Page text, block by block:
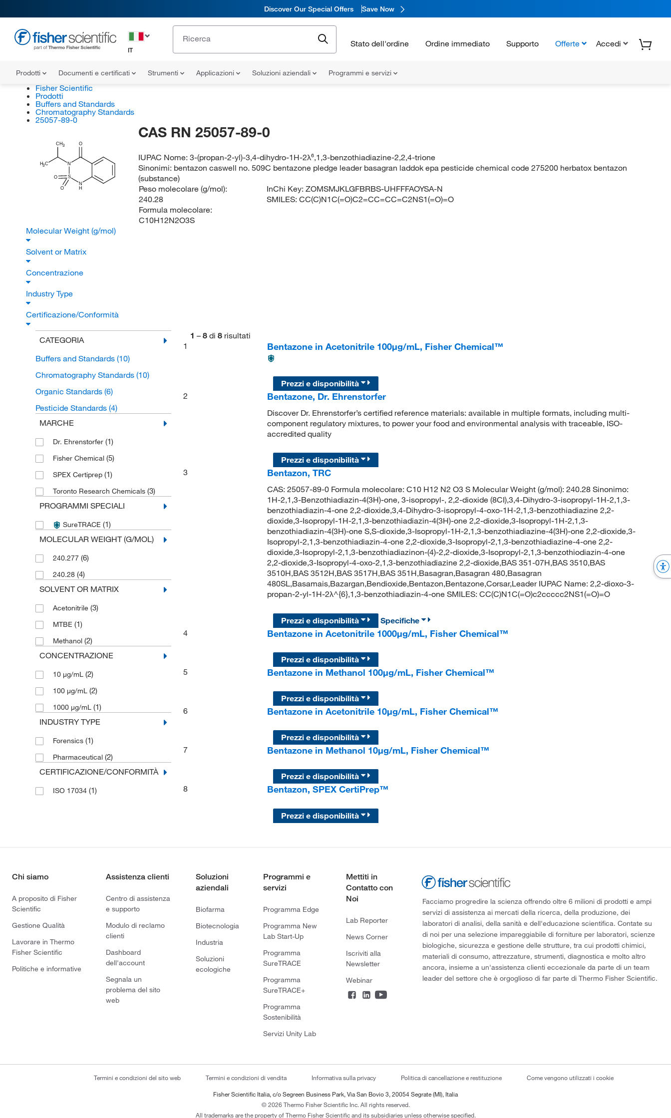
Discover Our Special Offers Save Now
IT
Stato dell'ordine Ordine immediato Supporto Offerte Accedi
Prodotti Documenti e certificati Strumenti Applicazioni Soluzioni aziendali Programmi e servizi
Fisher Scientific
Prodotti
Buffers and Standards
Chromatography Standards
25057-89-0
H3C
CH3
N
O
N
H
S
O
O
CAS RN 25057-89-0
IUPAC Nome:3-(propan-2-yl)-3,4-dihydro-1H-2λ⁶,1,3-benzothiadiazine-2,2,4-trione
Sinonimi: bentazon caswell no. 509C bentazone pledge leader basagran laddok epa pesticide chemical code 275200 herbatox bentazon
(substance)
Peso molecolare (g/mol):
240.28
Formula molecolare:
C10H12N2O3S
InChi Key:ZOMSMJKLGFBRBS-UHFFFAOYSA-N
SMILES:CC(C)N1C(=O)C2=CC=CC=C2NS1(=O)=O
Molecular Weight (g/mol)
Solvent or Matrix
Concentrazione
Industry Type
Certificazione/Conformità
CATEGORIA
Buffers and Standards (10)
Chromatography Standards (10)
Organic Standards (6)
Pesticide Standards (4)
MARCHE
Dr. Ehrenstorfer (1)
Fisher Chemical (5)
SPEX Certiprep (1)
Toronto Research Chemicals (3)
PROGRAMMI SPECIALI
SureTRACE (1)
MOLECULAR WEIGHT (G/MOL)
240.277 (6)
240.28 (4)
SOLVENT OR MATRIX
Acetonitrile (3)
MTBE (1)
Methanol (2)
CONCENTRAZIONE
10 μg/mL (2)
100 μg/mL (2)
1000 μg/mL (1)
INDUSTRY TYPE
Forensics (1)
Pharmaceutical (2)
CERTIFICAZIONE/CONFORMITÀ
ISO 17034 (1)
1 – 8 di 8 risultati
1
Bentazone in Acetonitrile 100μg/mL, Fisher Chemical™
Prezzi e disponibilità
2
Bentazone, Dr. Ehrenstorfer
Discover Dr. Ehrenstorfer’s certified reference materials: available in multiple formats, including multi-
component regulatory mixtures, to power your food and environmental analysis with traceable, ISO-
accredited quality
Prezzi e disponibilità
3
Bentazon, TRC
CAS: 25057-89-0 Formula molecolare: C10 H12 N2 O3 S Molecular Weight (g/mol): 240.28 Sinonimo:
1H-2,1,3-Benzothiadiazin-4(3H)-one, 3-isopropyl-, 2,2-dioxide (8CI),3,4-Dihydro-3-isopropyl-1H-2,1,3-
benzothiadiazin-4-one 2,2-dioxide,3,4-Dihydro-3-isopropyl-4-oxo-1H-2,1,3-benzothiadiazine 2,2-
dioxide,3-Isopropyl-1H-2,1,3-benzothiadiazin-4(3H)-one 2,2-dioxide,3-Isopropyl-1H-2,1,3-
benzothiadiazin-4(3H)-one S,S-dioxide,3-Isopropyl-1H-2,1,3-benzothiadiazine-4(3H)-one 2,2-dioxide,3-
Isopropyl-2,1,3-benzothiadiazin-4-one 2,2-dioxide,3-Isopropyl-2,1,3-benzothiadiazine-4-one 2,2-
dioxide,3-Isopropyl-2,1,3-benzothiadiazinon-(4)-2,2-dioxide,3-Isopropyl-2,1,3-benzothiodiazin-4-one
2,2-dioxide,3-Isopropyl-4-oxo-2,1,3-benzothiadiazine 2,2-dioxide,BAS 351-07H,BAS 3510,BAS
3510H,BAS 3512H,BAS 3517H,BAS 351H,Basagran,Basagran 480,Basagran
480SL,Basamais,Bazargan,Bendioxide,Bentazon,Bentazone,Corsar,Leader IUPAC Name: 2,2-dioxo-3-
propan-2-yl-1H-2λ^{6},1,3-benzothiadiazin-4-one SMILES: CC(C)N1C(=O)c2ccccc2NS1(=O)=O
Prezzi e disponibilità
Specifiche
4
Bentazone in Acetonitrile 1000μg/mL, Fisher Chemical™
Prezzi e disponibilità
5
Bentazone in Methanol 100μg/mL, Fisher Chemical™
Prezzi e disponibilità
6
Bentazone in Acetonitrile 10μg/mL, Fisher Chemical™
Prezzi e disponibilità
7
Bentazone in Methanol 10μg/mL, Fisher Chemical™
Prezzi e disponibilità
8
Bentazon, SPEX CertiPrep™
Prezzi e disponibilità
Chi siamo
A proposito di Fisher
Scientific
Gestione Qualità
Lavorare in Thermo
Fisher Scientific
Politiche e informative
Assistenza clienti
Centro di assistenza
e supporto
Modulo di reclamo
clienti
Dashboard
dell'account
Segnala un
problema del sito
web
Soluzioni
aziendali
Biofarma
Biotecnologia
Industria
Soluzioni
ecologiche
Programmi e
servizi
Programma Edge
Programma New
Lab Start-Up
Programma
SureTRACE
Programma
SureTRACE+
Programma
Sostenibilità
Servizi Unity Lab
Mettiti in
Contatto con
Noi
Lab Reporter
News Corner
Iscriviti alla
Newsletter
Webinar
Facciamo progredire la scienza offrendo oltre 6 milioni di prodotti e ampi
servizi di assistenza ai mercati della ricerca, della produzione, dei
laboratori di analisi, della sanità e dell'educazione scientifica. Contate su
di noi per una selezione impareggiabile di forniture per laboratori, scienze
biologiche, sicurezza e gestione delle strutture, tra cui prodotti chimici,
materiali di consumo, attrezzature, strumenti, diagnostica e molto altro
ancora, insieme a un'assistenza clienti eccezionale da parte di un team
leader del settore che è orgoglioso di far parte di Thermo Fisher Scientific.
Termini e condizioni del sito web Termini e condizioni di vendita Informativa sulla privacy Politica di cancellazione e restituzione Come vengono utilizzati i cookie
Fisher Scientific Italia, c/o Segreen Business Park, Via San Bovio 3, 20054 Segrate (MI), Italia
© 2026 Thermo Fisher Scientific Inc. All rights reserved.
All trademarks are the property of Thermo Fisher Scientific and its subsidiaries unless otherwise specified.